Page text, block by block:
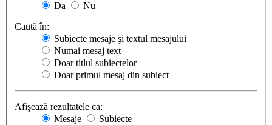
Da
Nu
Caută în:
Subiecte mesaje şi textul mesajului
Numai mesaj text
Doar titlul subiectelor
Doar primul mesaj din subiect
Afişează rezultatele ca:
Mesaje
Subiecte